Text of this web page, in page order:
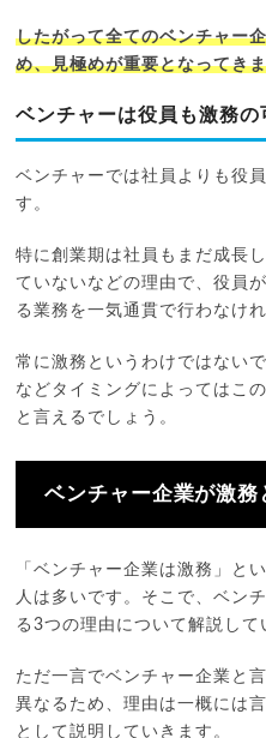
したがって全てのベンチャー
め、見極めが重要となってき
ベンチャーは役員も激務の
ベンチャーでは社員よりも役
す。
特に創業期は社員もまだ成長
ていないなどの理由で、役員
る業務を一気通貫で行わなけ
常に激務というわけではない
などタイミングによってはこ
と言えるでしょう。
ベンチャー企業が激務
「ベンチャー企業は激務」と
人は多いです。そこで、ベン
る3つの理由について解説して
ただ一言でベンチャー企業と
異なるため、理由は一概には
として説明していきます。